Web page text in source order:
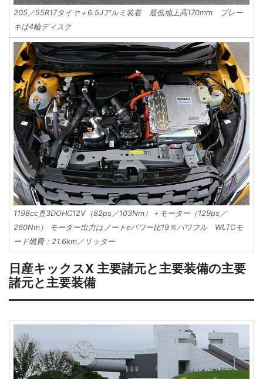
205／55R17タイヤ＋6.5Jアルミ装着 最低地上高170mm ブレー
キは4輪ディスク
1198cc直3DOHC12V（82ps／103Nm）＋モーター（129ps／
260Nm） モーター出力はノートeパワー比19％パワフル WLTCモ
ード燃費：21.6km／リッター
日産キックスX 主要諸元と主要装備の主要
諸元と主要装備